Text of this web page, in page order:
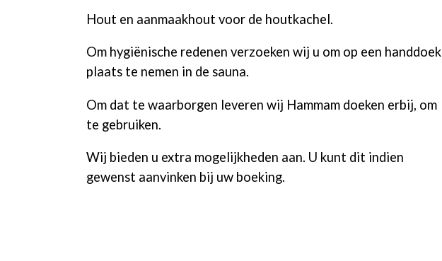
Hout en aanmaakhout voor de houtkachel.
Om hygiënische redenen verzoeken wij u om op een handdoek
plaats te nemen in de sauna.
Om dat te waarborgen leveren wij Hammam doeken erbij, om
te gebruiken.
Wij bieden u extra mogelijkheden aan. U kunt dit indien
gewenst aanvinken bij uw boeking.